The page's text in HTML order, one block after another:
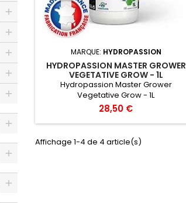
Toggle
Toggle
Toggle
Toggle
Toggle
MARQUE: HYDROPASSION
HYDROPASSION MASTER GROWER
VEGETATIVE GROW - 1L
Hydropassion Master Grower
Vegetative Grow - 1L
28,50 €
Affichage 1-4 de 4 article(s)